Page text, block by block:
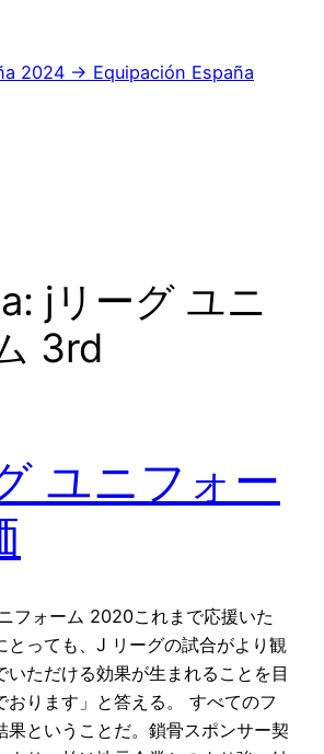
2024 → Equipación España
jリーグ ユニ
3rd
ユニフォー
フォーム 2020これまで応援いた
とっても、J リーグの試合がより観
いただける効果が生まれることを目
おります」と答える。 すべてのフ
果ということだ。鎖骨スポンサー契